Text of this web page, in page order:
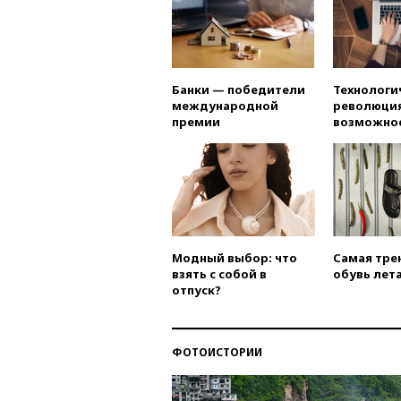
Банки — победители
международной
премии
Модный выбор: что
взять с собой в
отпуск?
Самая
обувь
ФОТОИСТОРИИ